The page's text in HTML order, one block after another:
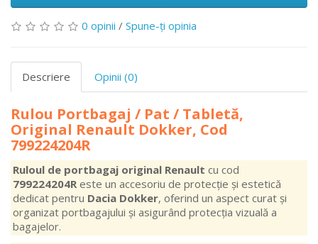
0 opinii / Spune-ţi opinia
Descriere Opinii (0)
Rulou Portbagaj / Pat / Tabletă,
Original Renault Dokker, Cod
799224204R
Ruloul de portbagaj original Renault cu cod
799224204R este un accesoriu de protecție și estetică
dedicat pentru Dacia Dokker, oferind un aspect curat și
organizat portbagajului și asigurând protecția vizuală a
bagajelor.